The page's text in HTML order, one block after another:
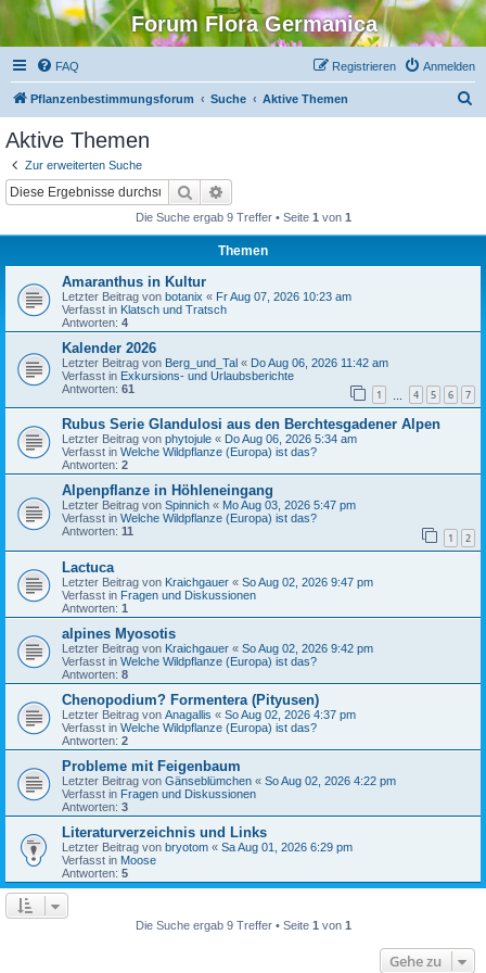
Forum Flora Germanica
FAQ Anmelden
Registrieren
Pflanzenbestimmungsforum Suche Aktive Themen
Aktive Themen
Zur erweiterten Suche
Suche
Die Suche ergab 9 Treffer • Seite 1 von 1
Themen
Amaranthus in Kultur
Letzter Beitrag von botanix « Fr Aug 07, 2026 10:23 am
Verfasst in Klatsch und Tratsch
Antworten: 4
Kalender 2026
Letzter Beitrag von Berg_und_Tal « Do Aug 06, 2026 11:42 am
Verfasst in Exkursions- und Urlaubsberichte
Antworten: 61 1 4 5 6 7
Rubus Serie Glandulosi aus den Berchtesgadener Alpen
Letzter Beitrag von phytojule « Do Aug 06, 2026 5:34 am
Verfasst in Welche Wildpflanze (Europa) ist das?
Antworten: 2
Alpenpflanze in Höhleneingang
Letzter Beitrag von Spinnich « Mo Aug 03, 2026 5:47 pm
Verfasst in Welche Wildpflanze (Europa) ist das?
Antworten: 11 1 2
Lactuca
Letzter Beitrag von Kraichgauer « So Aug 02, 2026 9:47 pm
Verfasst in Fragen und Diskussionen
Antworten: 1
alpines Myosotis
Letzter Beitrag von Kraichgauer « So Aug 02, 2026 9:42 pm
Verfasst in Welche Wildpflanze (Europa) ist das?
Antworten: 8
Chenopodium? Formentera (Pityusen)
Letzter Beitrag von Anagallis « So Aug 02, 2026 4:37 pm
Verfasst in Welche Wildpflanze (Europa) ist das?
Antworten: 2
Probleme mit Feigenbaum
Letzter Beitrag von Gänseblümchen « So Aug 02, 2026 4:22 pm
Verfasst in Fragen und Diskussionen
Antworten: 3
Literaturverzeichnis und Links
Letzter Beitrag von bryotom « Sa Aug 01, 2026 6:29 pm
Verfasst in Moose
Antworten: 5
Die Suche ergab 9 Treffer • Seite 1 von 1
Gehe zu